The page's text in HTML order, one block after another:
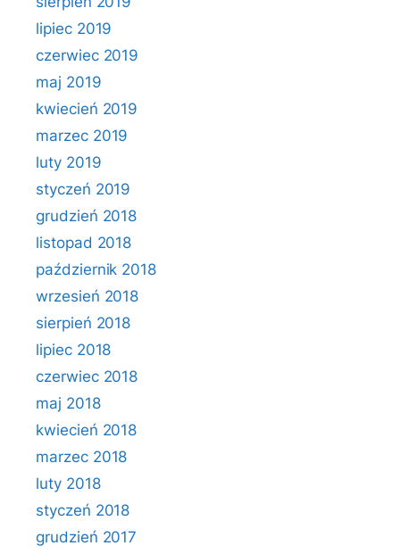
lipiec 2019
czerwiec 2019
maj 2019
kwiecień 2019
marzec 2019
luty 2019
styczeń 2019
grudzień 2018
listopad 2018
październik 2018
wrzesień 2018
sierpień 2018
lipiec 2018
czerwiec 2018
maj 2018
kwiecień 2018
marzec 2018
luty 2018
styczeń 2018
grudzień 2017